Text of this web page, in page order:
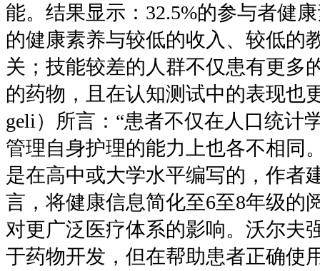
能。结果显示： 32.5%的参与者健
的健康素养与较低的收入、较低的
关；技能较差的人群不仅患有更多
的药物，且在认知测试中的表现也
geli）所言： “患者不仅在人口统计
管理自身护理的能力上也各不相同
是在高中或大学水平编写的，作者
言，将健康信息简化至6至8年级的
对更广泛医疗体系的影响。沃尔夫
于药物开发，但在帮助患者正确使